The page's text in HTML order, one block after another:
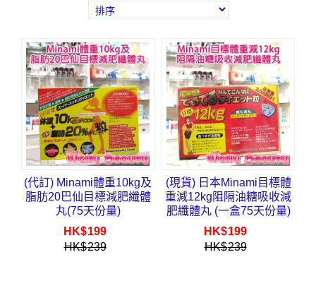
(代訂) Minami體重10kg及
脂肪20巴仙目標減肥纖體
丸(75天份量)
HK$199
HK$239
(現貨) 日本Minami目標體
重減12kg阻隔油糖吸收減
肥纖體丸 (一盒75天份量)
HK$199
HK$239